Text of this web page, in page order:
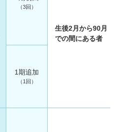
（3回）
生後2月から90月（7
での間にある者
1期追加
（1回）